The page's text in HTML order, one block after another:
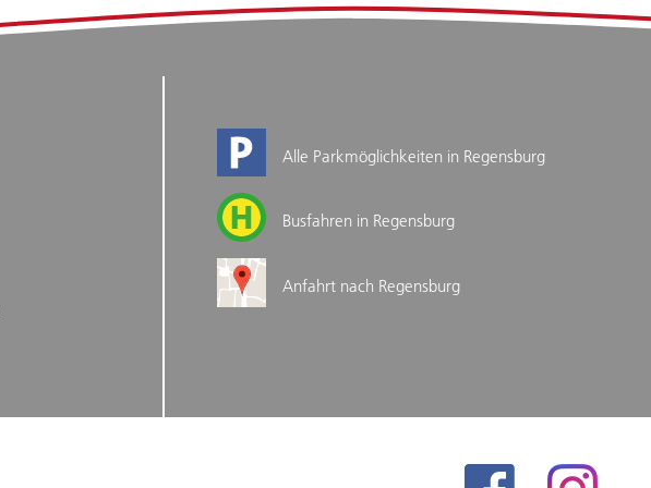
Alle Parkmöglichkeiten in Regensburg
Busfahren in Regensburg
Anfahrt nach Regensburg